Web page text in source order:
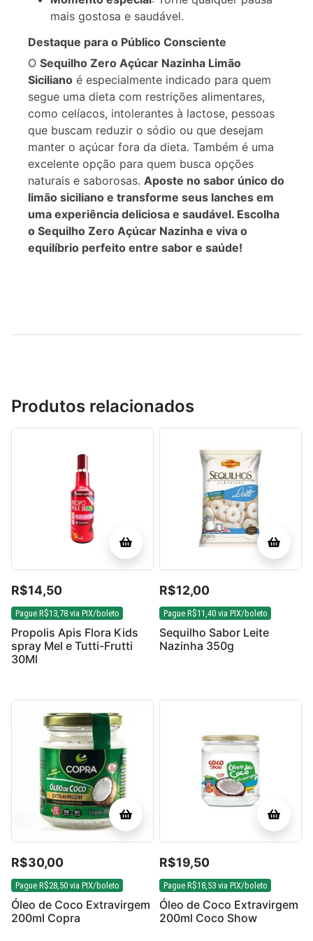
mais gostosa e saudável.
Destaque para o Público Consciente
O Sequilho Zero Açúcar Nazinha Limão
Siciliano é especialmente indicado para quem
segue uma dieta com restrições alimentares,
como celíacos, intolerantes à lactose, pessoas
que buscam reduzir o sódio ou que desejam
manter o açúcar fora da dieta. Também é uma
excelente opção para quem busca opções
naturais e saborosas. Aposte no sabor único do
limão siciliano e transforme seus lanches em
uma experiência deliciosa e saudável. Escolha
o Sequilho Zero Açúcar Nazinha e viva o
equilíbrio perfeito entre sabor e saúde!
Produtos relacionados
R$14,50
Pague R$13,78 via PIX/boleto
Propolis Apis Flora Kids
spray Mel e Tutti-Frutti
30Ml
R$12,00
Pague R$11,40 via PIX/boleto
Sequilho Sabor Leite
Nazinha 350g
R$30,00
Pague R$28,50 via PIX/boleto
Óleo de Coco Extravirgem
200ml Copra
R$19,50
Pague R$18,53 via PIX/boleto
Óleo de Coco Extravirgem
200ml Coco Show